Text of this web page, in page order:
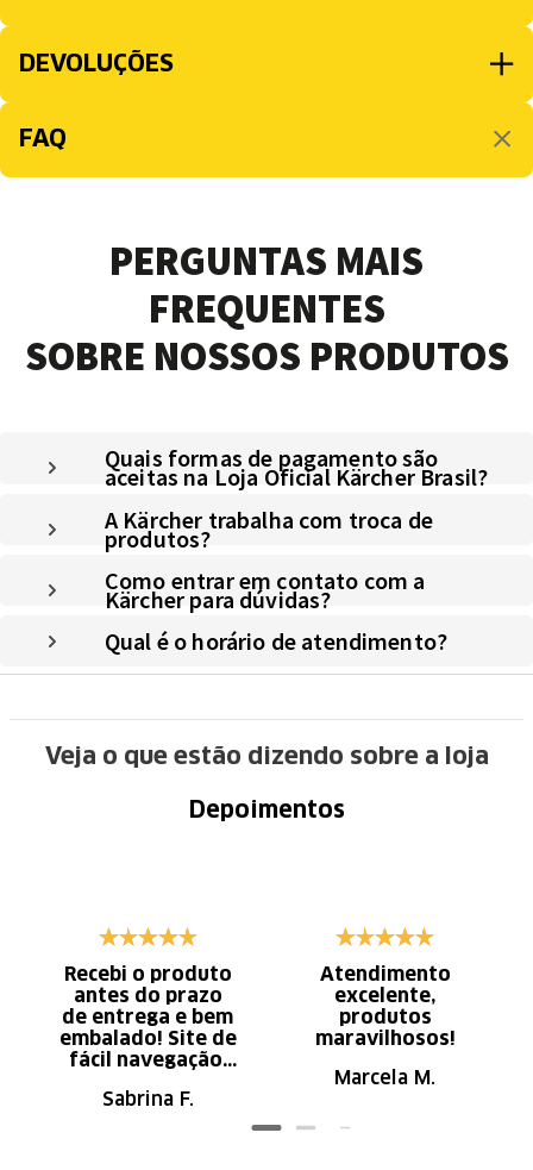
DEVOLUÇÕES
FAQ
PERGUNTAS MAIS
FREQUENTES
SOBRE NOSSOS PRODUTOS
Quais formas de pagamento são
aceitas na Loja Oficial Kärcher Brasil?
A Kärcher trabalha com troca de
produtos?
Como entrar em contato com a
Kärcher para dúvidas?
Qual é o horário de atendimento?
Veja o que estão dizendo sobre a loja
Depoimentos
Recebi o produto
antes do prazo
de entrega e bem
embalado! Site de
fácil navegação.
Sabrina F.
Atendimento
excelente,
produtos
maravilhosos!
Marcela M.